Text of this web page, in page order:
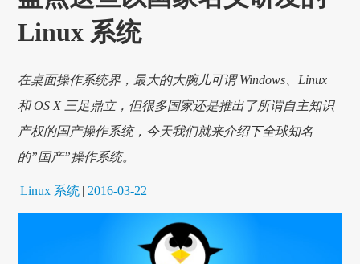
Linux 系统
在桌面操作系统界，最大的大腕儿可谓 Windows、Linux
和 OS X 三足鼎立，但很多国家还是推出了所谓自主知识
产权的国产操作系统，今天我们就来介绍下全球知名
的”国产”操作系统。
Linux 系统 | 2016-03-22